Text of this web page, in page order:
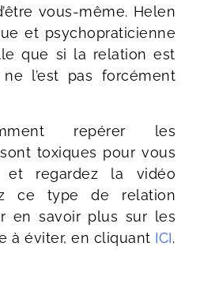
vous-même. Helen
et psychopraticienne
que si la relation est
ne l’est pas forcément
repérer les
toxiques pour vous
regardez la vidéo
ce type de relation
en savoir plus sur les
à éviter, en cliquant ICI.